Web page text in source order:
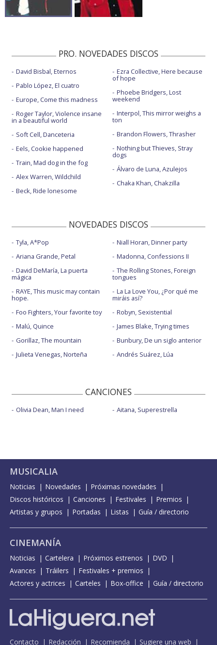
PRO. NOVEDADES DISCOS
David Bisbal, Eternos
Pablo López, El cuatro
Europe, Come this madness
Roger Taylor, Violence insane
in a beautiful world
Soft Cell, Danceteria
Eels, Cookie happened
Train, Mad dog in the fog
Alex Warren, Wildchild
Beck, Ride lonesome
Ezra Collective, Here because
of hope
Phoebe Bridgers, Lost
weekend
Interpol, This mirror weighs a
ton
Brandon Flowers, Thrasher
Nothing but Thieves, Stray
dogs
Álvaro de Luna, Azulejos
Chaka Khan, Chakzilla
NOVEDADES DISCOS
Tyla, A*Pop
Ariana Grande, Petal
David DeMaría, La puerta
mágica
RAYE, This music may contain
hope.
Foo Fighters, Your favorite toy
Malú, Quince
Gorillaz, The mountain
Julieta Venegas, Norteña
Niall Horan, Dinner party
Madonna, Confessions II
The Rolling Stones, Foreign
tongues
La La Love You, ¿Por qué me
miráis así?
Robyn, Sexistential
James Blake, Trying times
Bunbury, De un siglo anterior
Andrés Suárez, Lúa
CANCIONES
Olivia Dean, Man I need Aitana, Superestrella
MUSICALIA
Noticias Novedades
Próximas novedades
Discos históricos
Canciones Festivales
Premios
Artistas y grupos
Portadas Listas Guía / directorio
CINEMANÍA
Noticias Cartelera Próximos estrenos
DVD
Avances
Tráilers
Festivales + premios
Actores y actrices
Carteles Box-office Guía / directorio
Contacto Redacción Recomienda Sugiere una web